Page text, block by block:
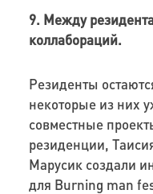
9. Между
коллабораций.
Резиденты
некоторые из них
совместные
резиденции,
Марусик создали
для Burning man